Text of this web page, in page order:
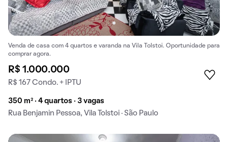
Venda de casa com 4 quartos e varanda na Vila Tolstoi. Oportunidade para
comprar agora.
R$ 1.000.000
R$ 167 Condo. + IPTU
350 m² · 4 quartos · 3 vagas
Rua Benjamin Pessoa, Vila Tolstoi · São Paulo